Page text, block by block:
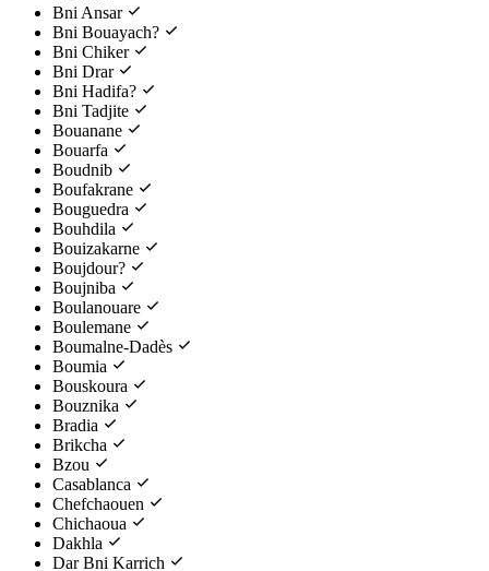
Bni Ansar
Bni Bouayach?
Bni Chiker
Bni Drar
Bni Hadifa?
Bni Tadjite
Bouanane
Bouarfa
Boudnib
Boufakrane
Bouguedra
Bouhdila
Bouizakarne
Boujdour?
Boujniba
Boulanouare
Boulemane
Boumalne-Dadès
Boumia
Bouskoura
Bouznika
Bradia
Brikcha
Bzou
Casablanca
Chefchaouen
Chichaoua
Dakhla
Dar Bni Karrich